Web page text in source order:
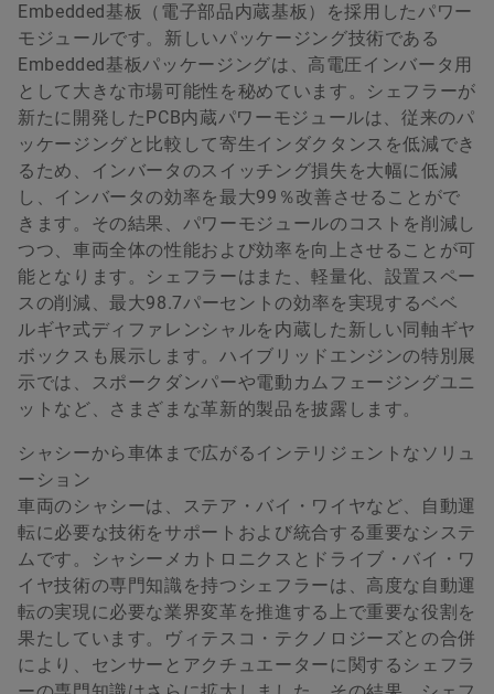
Embedded基板（電子部品内蔵基板）を採用したパワー
モジュールです。新しいパッケージング技術である
Embedded基板パッケージングは、高電圧インバータ用
として大きな市場可能性を秘めています。シェフラーが
新たに開発したPCB内蔵パワーモジュールは、従来のパ
ッケージングと比較して寄生インダクタンスを低減でき
るため、インバータのスイッチング損失を大幅に低減
し、インバータの効率を最大99％改善させることがで
きます。その結果、パワーモジュールのコストを削減し
つつ、車両全体の性能および効率を向上させることが可
能となります。シェフラーはまた、軽量化、設置スペー
スの削減、最大98.7パーセントの効率を実現するベベ
ルギヤ式ディファレンシャルを内蔵した新しい同軸ギヤ
ボックスも展示します。ハイブリッドエンジンの特別展
示では、スポークダンパーや電動カムフェージングユニ
ットなど、さまざまな革新的製品を披露します。
シャシーから車体まで広がるインテリジェントなソリュ
ーション
車両のシャシーは、ステア・バイ・ワイヤなど、自動運
転に必要な技術をサポートおよび統合する重要なシステ
ムです。シャシーメカトロニクスとドライブ・バイ・ワ
イヤ技術の専門知識を持つシェフラーは、高度な自動運
転の実現に必要な業界変革を推進する上で重要な役割を
果たしています。ヴィテスコ・テクノロジーズとの合併
により、センサーとアクチュエーターに関するシェフラ